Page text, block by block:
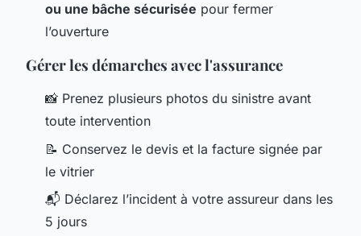
ou une bâche sécurisée pour fermer
l’ouverture
Gérer les démarches avec l'assurance
📸 Prenez plusieurs photos du sinistre avant
toute intervention
📝 Conservez le devis et la facture signée par
le vitrier
📬 Déclarez l’incident à votre assureur dans les
5 jours